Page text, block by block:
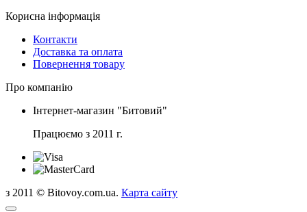
Корисна інформація
Контакти
Доставка та оплата
Повернення товару
Про компанію
Інтернет-магазин "Битовий"
Працюємо з 2011 г.
з 2011 © Bitovoy.com.ua. Карта сайту